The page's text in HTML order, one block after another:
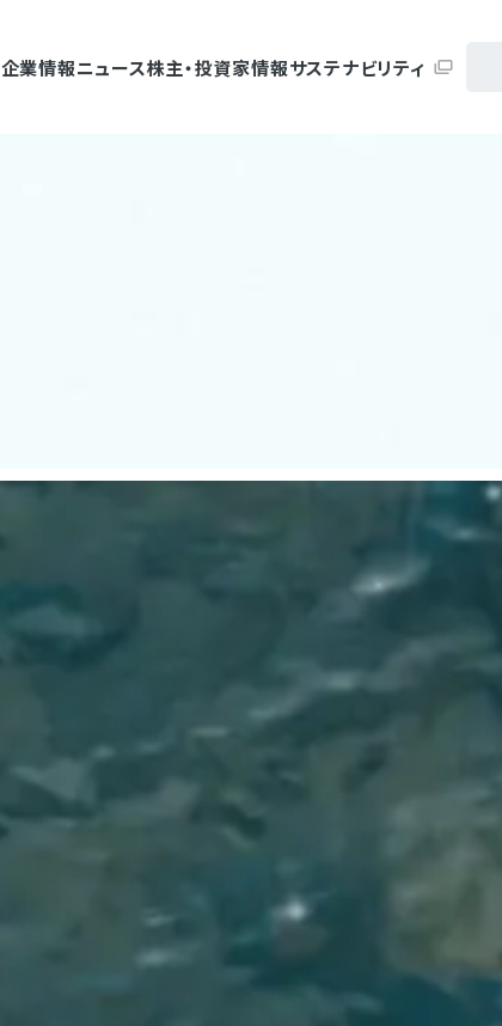
企業情報ニュース株主・投資家情報サステナビリティ